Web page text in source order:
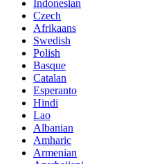
Indonesian
Czech
Afrikaans
Swedish
Polish
Basque
Catalan
Esperanto
Hindi
Lao
Albanian
Amharic
Armenian